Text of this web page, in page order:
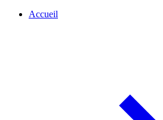
Accueil